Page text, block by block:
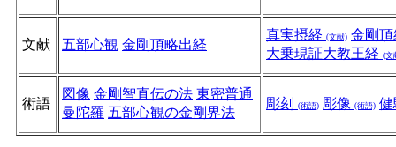
文献 五部心観 金剛頂略出経
真実摂経 (文献) 金剛
大乗現証大教王経 (文
術語
図像 金剛智直伝の法 東密普通
曼陀羅 五部心観の金剛界法
彫刻 (術語) 彫像 (術語)